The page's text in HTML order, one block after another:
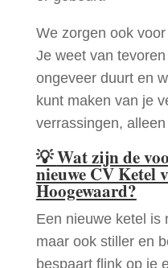
We zorgen ook
Je weet van
ongeveer duurt en
kunt maken van je
verrassingen,
💡Wat zijn de
nieuwe CV Ketel
Hoogewaard?
Een nieuwe ketel is
maar ook stiller en
bespaart flink op je